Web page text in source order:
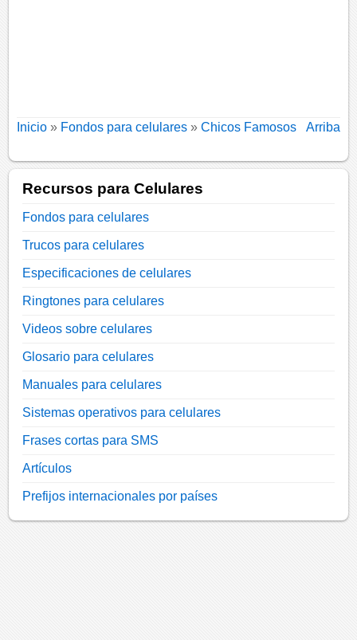
Inicio » Fondos para celulares »Chicos Famosos Arriba
Recursos para Celulares
Fondos para celulares
Trucos para celulares
Especificaciones de celulares
Ringtones para celulares
Videos sobre celulares
Glosario para celulares
Manuales para celulares
Sistemas operativos para celulares
Frases cortas para SMS
Artículos
Prefijos internacionales por países